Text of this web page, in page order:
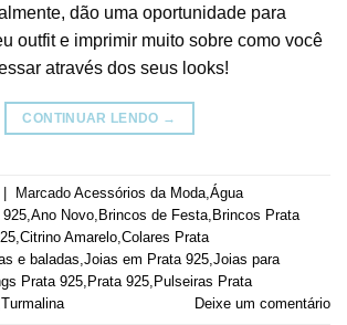
dão uma oportunidade para
outfit e imprimir muito sobre como você
através dos seus looks!
CONTINUAR LENDO →
Marcado Acessórios da Moda Água
Ano Novo Brincos de Festa Brincos Prata
Citrino Amarelo Colares Prata
e baladas Joias em Prata 925 Joias para
Prata 925 Prata 925 Pulseiras Prata
Turmalina Deixe um comentário